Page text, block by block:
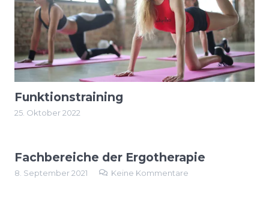
Funktionstraining
25. Oktober 2022
Fachbereiche der Ergotherapie
8. September 2021 Keine Kommentare